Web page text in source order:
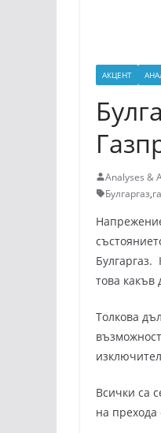
АКЦЕНТ
Analyses &
Булгаргаз,
Булгаргаз.
това какъв
Толкова
Всички са
на